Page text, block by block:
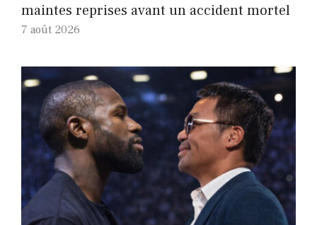
maintes reprises avant un accident mortel
7 août 2026